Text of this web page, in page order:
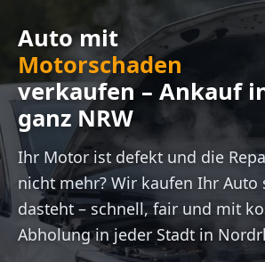
Auto mit
Motorschaden
verkaufen – Ankauf
ganz NRW
Ihr Motor ist defekt und die
nicht mehr? Wir kaufen Ihr Auto
dasteht – schnell, fair und mit
Abholung in jeder Stadt in